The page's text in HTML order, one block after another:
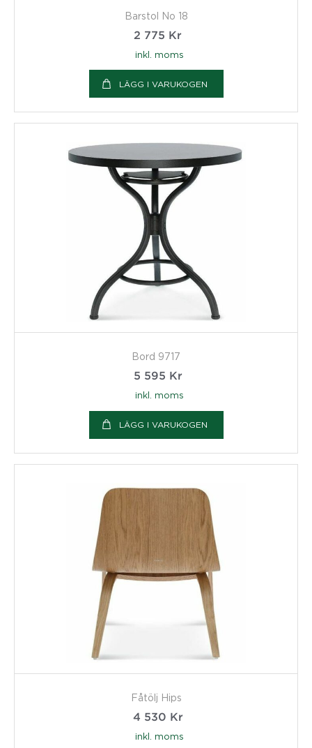
Barstol No 18
2 775 Kr
inkl. moms
LÄGG I VARUKOGEN
Bord 9717
5 595 Kr
inkl. moms
LÄGG I VARUKOGEN
Fåtölj Hips
4 530 Kr
inkl. moms